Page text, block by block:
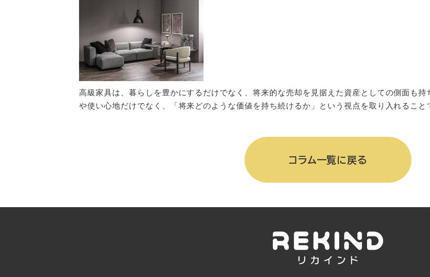
高級家具は、暮らしを豊かにするだけでなく、将来的な売却を見据えた資産としての側面も
や使い心地だけでなく、「将来どのような価値を持ち続けるか」という視点を取り入れること
コラム一覧に戻る